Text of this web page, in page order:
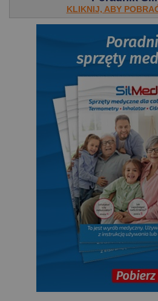
KLIKNIJ, ABY